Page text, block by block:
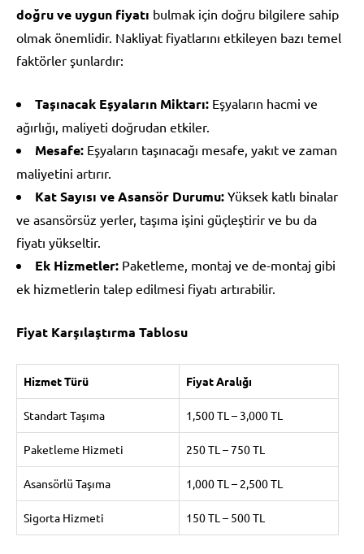
doğru ve uygun fiyatı bulmak için doğru bilgilere sahip
olmak önemlidir. Nakliyat fiyatlarını etkileyen bazı temel
faktörler şunlardır:
Taşınacak Eşyaların Miktarı: Eşyaların hacmi ve
ağırlığı, maliyeti doğrudan etkiler.
Mesafe: Eşyaların taşınacağı mesafe, yakıt ve zaman
maliyetini artırır.
Kat Sayısı ve Asansör Durumu: Yüksek katlı binalar
ve asansörsüz yerler, taşıma işini güçleştirir ve bu da
fiyatı yükseltir.
Ek Hizmetler: Paketleme, montaj ve de-montaj gibi
ek hizmetlerin talep edilmesi fiyatı artırabilir.
Fiyat Karşılaştırma Tablosu
Hizmet Türü Fiyat Aralığı
Standart Taşıma 1,500 TL – 3,000 TL
Paketleme Hizmeti 250 TL – 750 TL
Asansörlü Taşıma 1,000 TL – 2,500 TL
Sigorta Hizmeti 150 TL – 500 TL